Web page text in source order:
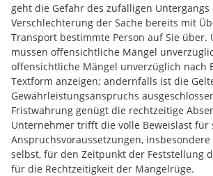
geht die Gefahr des zufälligen Untergangs
Verschlechterung der Sache bereits mit
Transport bestimmte Person auf Sie über.
müssen offensichtliche Mängel
offensichtliche Mängel unverzüglich nach
Textform anzeigen; andernfalls ist die
Gewährleistungsanspruchs
Fristwahrung genügt die rechtzeitige
Unternehmer trifft die volle Beweislast für
Anspruchsvoraussetzungen,
selbst, für den Zeitpunkt der Feststellung
für die Rechtzeitigkeit der Mängelrüge.